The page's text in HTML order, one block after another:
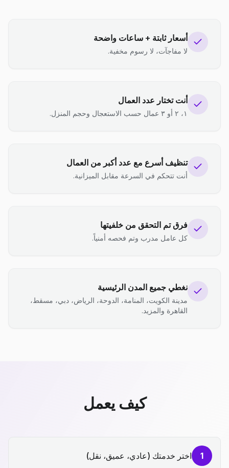
أسعار ثابتة + ساعات واضحة
لا مفاجآت، لا رسوم مخفية.
أنت تختار عدد العمال
١، ٢ أو ٣ عمال حسب الاستعجال وحجم المنزل.
تنظيف أسرع مع عدد أكبر من العمال
أنت تتحكم في السرعة مقابل الميزانية.
فرق تم التحقق من خلفيتها
كل عامل مدرب وتم فحصه أمنياً.
نغطي جميع المدن الرئيسية
مدينة الكويت، المنامة، الدوحة، الرياض، دبي، مسقط،
القاهرة والمزيد.
كيف يعمل
1 اختر خدمتك (عادي، عميق، نقل)